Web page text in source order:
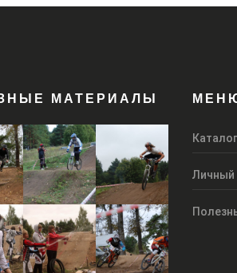
МАТЕРИАЛЫ
Личный